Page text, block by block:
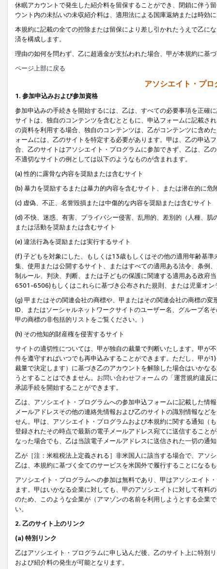
休眠アカウントで発生した紹介料を留保することができ、閉鎖に伴う
ウント内の未払いの未収紹介料は、適用法による国庫返納または時効
本規約に記載の全ての控除または留保により差し引かれたうえで乙に
済を構成します。
理由の如何を問わず、乙に超過金が支払われた場合、甲が本規約に基
ページ上部に戻る
アソシエイト・プ
1. 参加申込みおよび参加資格
参加申込みの手続きを開始するには、乙は、すべての必要事項を正確
サイトは、独自のコンテンツを含むとともに、申込フォームに記載さ
の資料を利用する場合、独自のコンテンツは、乙がコンテンツに含め
ォームには、乙のサイトを特定する必要があります。甲は、乙の申込
合、乙のサイトはアソシエイト・プログラムに参加できず、乙は、乙
不適切なサイトの例としては以下のようなものが含まれます。
(a) 性的に露骨な内容を奨励または含むサイト
(b) 暴力を奨励するまたは暴力的内容を含むサイト、または潜在的に
(c) 虚偽、不正、名誉毀損または中傷的な内容を奨励または含むサイト
(d) 不快、迷惑、有害、プライバシー侵害、乱用的、差別的（人種、
または活動を奨励または含むサイト
(e) 違法行為を奨励または実行するサイト
(f) 子どもを対象にした、もしくは13歳もしくはその他の適用年齢基
集、使用または公開するサイト、またはすべての適用ある法令、条例
制ルール、判決、判断、または子どもの保護に関連する適用ある政府
6501-6506)もしくはこれらに基づき公布された規則、または児童オン
(g) 甲またはその関連会社の商標や、甲またはその関連会社の商標の
ID、またはソーシャルネットワークサイトのユーザー名、グループ名
甲の商標の非包括的リストをご覧ください。）
(h) その他知的財産権を侵害するサイト
サイトの適切性については、甲が独自の裁量で判断いたします。甲が
件を遵守すればいつでも再申込みすることができます。ただし、甲が
裁量で決定します）に基づき乙のアカウントを解除した場合はいかな
うとすることはできません。 お問い合わせフォーム の「運営規約違反
承認手続を開始することができます。
乙は、アソシエイト・プログラムへの参加申込フォームに記載した情
メールアドレスその他の連絡先情報および乙のサイトの識別情報など
せん。甲は、アソシエイト・プログラムおよび本規約に関する通知（
登録されたその時点で最新の電子メールアドレス宛てに送信すること
なった場合でも、乙は当該電子メールアドレスに送信された一切の通
乙が［注：米租税法上定義される］非米国人に該当する場合で、アソ
乙は、本規約に基づく全てのサービスを米国外で履行することになる
アソシエイト・プログラムへの参加は無料であり、甲はアソシエイト
ます。甲はいかなる企業に対しても、甲のアソシエイトに対して有料
のため、このような企業が（アマゾンの名前を利用しようとする企業
い。
2. 乙のサイト上のリンク
(a) 特別リンク
乙はアソシエイト・プログラムに申し込んだ後、乙のサイト上に特別
および紹介料の発生が可能となります。